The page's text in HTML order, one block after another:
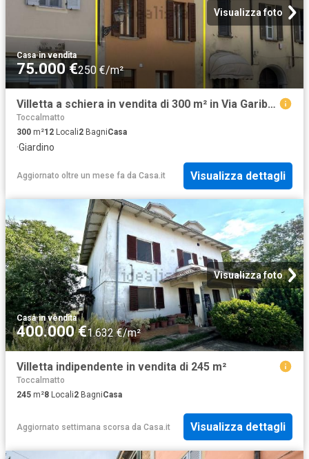
Visualizza foto
Casa·in vendita
75.000 €250 €/m²
Villetta a schiera in vendita di 300 m² in Via Garibaldi
Toccalmatto
300 m²12 Locali2 BagniCasa
·Giardino
Aggiornato oltre un mese fa da Casa.it Visualizza dettagli
Visualizza foto
Casa·in vendita
400.000 €1.632 €/m²
Villetta indipendente in vendita di 245 m²
Toccalmatto
245 m²8 Locali2 BagniCasa
Aggiornato settimana scorsa da Casa.it Visualizza dettagli